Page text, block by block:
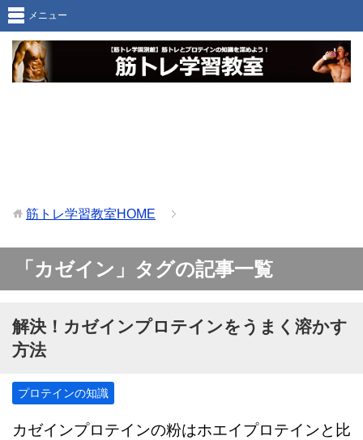
メニュー
筋トレ学習教室HOME
「カゼイン」タグの記事一覧
解決！カゼインプロテインをうまく溶かす
方法
プロテインの知識
カゼインプロテインの粉はホエイプロテインと比